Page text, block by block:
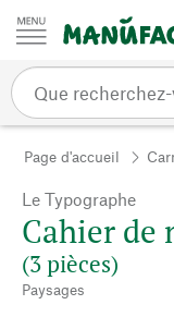
Passer au contenu
Page d'accueil
Le Typographe
Cahier de
(3 pièces)
Paysages